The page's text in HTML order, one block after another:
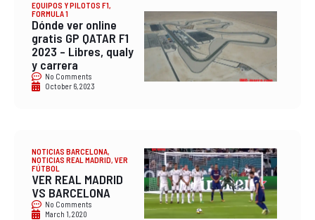
EQUIPOS Y PILOTOS F1,
FORMULA 1
Dónde ver online
gratis GP QATAR F1
2023 – Libres, qualy
y carrera
No Comments
October 6, 2023
NOTICIAS BARCELONA,
NOTICIAS REAL MADRID, VER
FÚTBOL
VER REAL MADRID
VS BARCELONA
No Comments
March 1, 2020